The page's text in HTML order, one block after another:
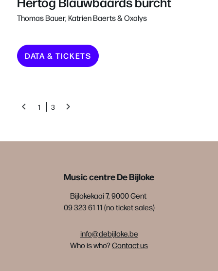
Thomas Bauer, Katrien Baerts & Oxalys
DATA & TICKETS
1 3
Music centre De Bijloke
Bijlokekaai 7, 9000 Gent
09 323 61 11 (no ticket sales)
info@debijloke.be
Who is who?Contact us